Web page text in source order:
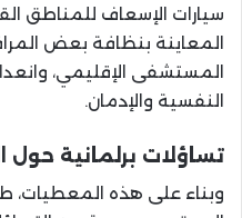
سيارات الإسعاف للمناطق
المعاينة بنظافة بعض
المستشفى الإقليمي،
النفسية والإدمان.
تساؤلات برلمانية حول
وبناء على هذه المعطيات،